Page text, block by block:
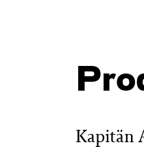
Kapitän